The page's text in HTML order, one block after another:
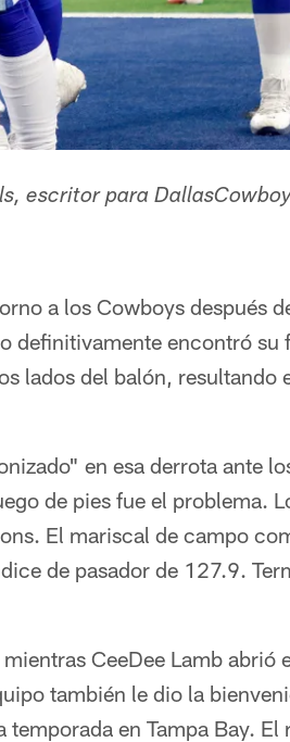
escritor para
a los Cowboys después
definitivamente encontró su
lados del balón, resultando
en esa derrota ante
de pies fue el problema.
El mariscal de campo
de pasador de 127.9.
CeeDee Lamb abrió
también le dio la
en Tampa Bay. El